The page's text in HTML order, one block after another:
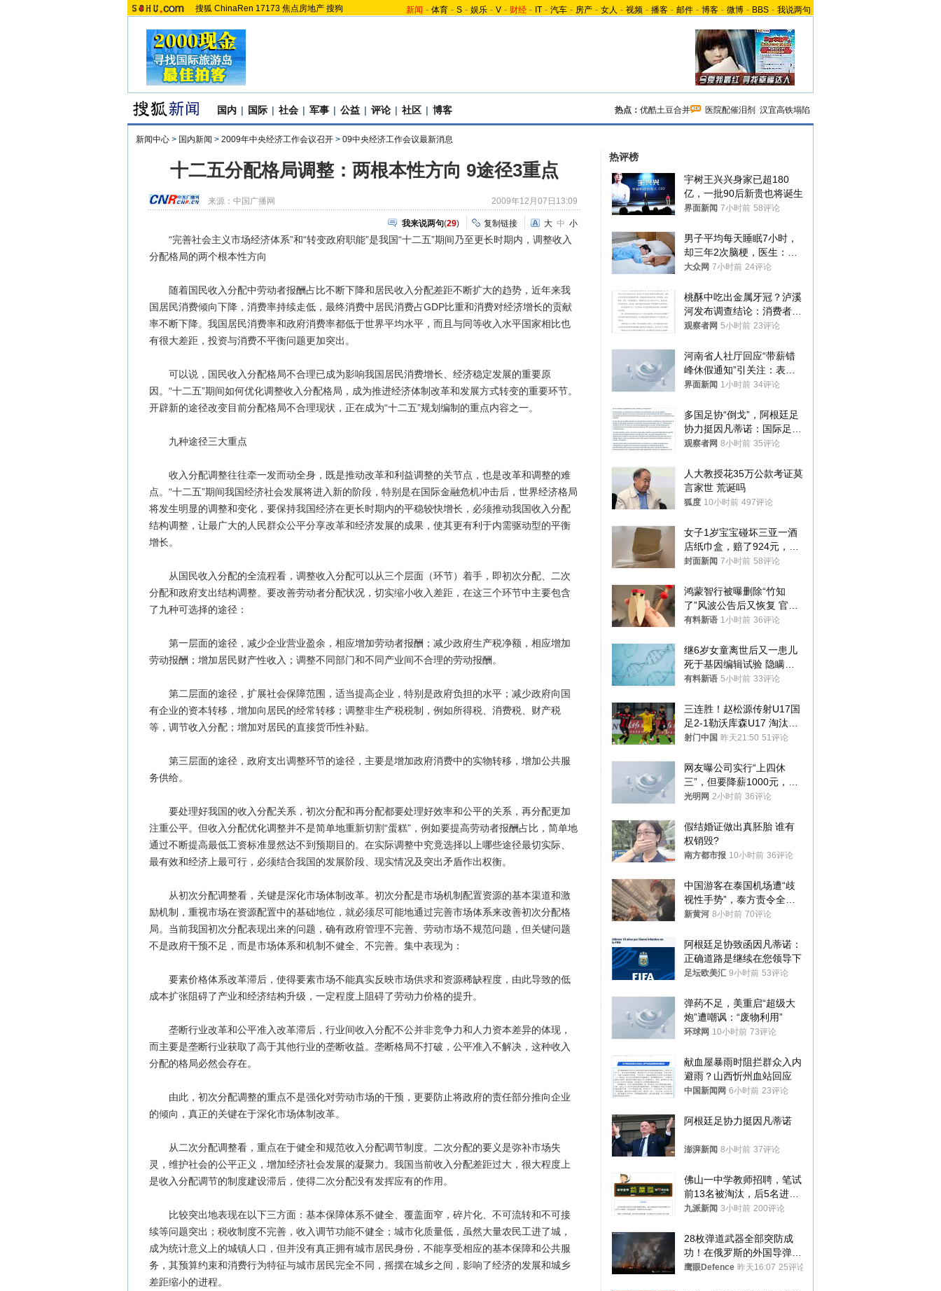
搜狐 ChinaRen 17173 焦点房地产 搜狗 新闻 - 体育 - S - 娱乐 - V - 财经 - IT - 汽车 - 房产 - 女人 - 视频 - 播客 - 邮件 - 博客 - 微博 - BBS - 我说两句
国内 | 国际 | 社会 | 军事 | 公益 | 评论 | 社区 | 博客 热点： 优酷土豆合并 医院配催泪剂 汉宜高铁塌陷
新闻中心 > 国内新闻 > 2009年中央经济工作会议召开 > 09中央经济工作会议最新消息
十二五分配格局调整：两根本性方向 9途径3重点
来源： 中国广播网 2009年12月07日13:09
我来说两句(29) 复制链接 大 中 小
“完善社会主义市场经济体系”和“转变政府职能”是我国“十二五”期间乃至更长时期内，调整收入
分配格局的两个根本性方向
随着国民收入分配中劳动者报酬占比不断下降和居民收入分配差距不断扩大的趋势，近年来我
国居民消费倾向下降，消费率持续走低，最终消费中居民消费占GDP比重和消费对经济增长的贡献
率不断下降。我国居民消费率和政府消费率都低于世界平均水平，而且与同等收入水平国家相比也
有很大差距，投资与消费不平衡问题更加突出。
可以说，国民收入分配格局不合理已成为影响我国居民消费增长、经济稳定发展的重要原
因。“十二五”期间如何优化调整收入分配格局，成为推进经济体制改革和发展方式转变的重要环节。
开辟新的途径改变目前分配格局不合理现状，正在成为“十二五”规划编制的重点内容之一。
九种途径三大重点
收入分配调整往往牵一发而动全身，既是推动改革和利益调整的关节点，也是改革和调整的难
点。“十二五”期间我国经济社会发展将进入新的阶段，特别是在国际金融危机冲击后，世界经济格局
将发生明显的调整和变化，要保持我国经济在更长时期内的平稳较快增长，必须推动我国收入分配
结构调整，让最广大的人民群众公平分享改革和经济发展的成果，使其更有利于内需驱动型的平衡
增长。
从国民收入分配的全流程看，调整收入分配可以从三个层面（环节）着手，即初次分配、二次
分配和政府支出结构调整。要改善劳动者分配状况，切实缩小收入差距，在这三个环节中主要包含
了九种可选择的途径：
第一层面的途径，减少企业营业盈余，相应增加劳动者报酬；减少政府生产税净额，相应增加
劳动报酬；增加居民财产性收入；调整不同部门和不同产业间不合理的劳动报酬。
第二层面的途径，扩展社会保障范围，适当提高企业，特别是政府负担的水平；减少政府向国
有企业的资本转移，增加向居民的经常转移；调整非生产税税制，例如所得税、消费税、财产税
等，调节收入分配；增加对居民的直接货币性补贴。
第三层面的途径，政府支出调整环节的途径，主要是增加政府消费中的实物转移，增加公共服
务供给。
要处理好我国的收入分配关系，初次分配和再分配都要处理好效率和公平的关系，再分配更加
注重公平。但收入分配优化调整并不是简单地重新切割“蛋糕”，例如要提高劳动者报酬占比，简单地
通过不断提高最低工资标准显然达不到预期目的。在实际调整中究竟选择以上哪些途径最切实际、
最有效和经济上最可行，必须结合我国的发展阶段、现实情况及突出矛盾作出权衡。
从初次分配调整看，关键是深化市场体制改革。初次分配是市场机制配置资源的基本渠道和激
励机制，重视市场在资源配置中的基础地位，就必须尽可能地通过完善市场体系来改善初次分配格
局。当前我国初次分配表现出来的问题，确有政府管理不完善、劳动市场不规范问题，但关键问题
不是政府干预不足，而是市场体系和机制不健全、不完善。集中表现为：
要素价格体系改革滞后，使得要素市场不能真实反映市场供求和资源稀缺程度，由此导致的低
成本扩张阻碍了产业和经济结构升级，一定程度上阻碍了劳动力价格的提升。
垄断行业改革和公平准入改革滞后，行业间收入分配不公并非竞争力和人力资本差异的体现，
而主要是垄断行业获取了高于其他行业的垄断收益。垄断格局不打破，公平准入不解决，这种收入
分配的格局必然会存在。
由此，初次分配调整的重点不是强化对劳动市场的干预，更要防止将政府的责任部分推向企业
的倾向，真正的关键在于深化市场体制改革。
从二次分配调整看，重点在于健全和规范收入分配调节制度。二次分配的要义是弥补市场失
灵，维护社会的公平正义，增加经济社会发展的凝聚力。我国当前收入分配差距过大，很大程度上
是收入分配调节的制度建设滞后，使得二次分配没有发挥应有的作用。
比较突出地表现在以下三方面：基本保障体系不健全、覆盖面窄，碎片化、不可流转和不可接
续等问题突出；税收制度不完善，收入调节功能不健全；城市化质量低，虽然大量农民工进了城，
成为统计意义上的城镇人口，但并没有真正拥有城市居民身份，不能享受相应的基本保障和公共服
务，其预算约束和消费行为特征与城市居民完全不同，摇摆在城乡之间，影响了经济的发展和城乡
差距缩小的进程。
热评榜
宇树王兴兴身家已超180
亿，一批90后新贵也将诞生
界面新闻 7小时前 58评论
男子平均每天睡眠7小时，
却三年2次脑梗，医生：这
样睡觉更伤身
大众网 7小时前 24评论
桃酥中吃出金属牙冠？泸溪
河发布调查结论：消费者已
澄清，所发视频情况不属实
观察者网 5小时前 23评论
河南省人社厅回应“带薪错
峰休假通知”引关注：表述
不够准确，待修改后印发
界面新闻 1小时前 34评论
多国足协“倒戈”，阿根廷足
协力挺因凡蒂诺：国际足联
今后应继续在其领导下前行
观察者网 8小时前 35评论
人大教授花35万公款考证莫
言家世 荒诞吗
狐度 10小时前 497评论
女子1岁宝宝碰坏三亚一酒
店纸巾盒，赔了924元，发
帖吐槽后酒店退还一半的
封面新闻 7小时前 58评论
鸿蒙智行被曝删除“竹知
了”风波公告后又恢复 官媒
曾力挺：劝华为要大度的，
有料新语 1小时前 36评论
继6岁女童离世后又一患儿
死于基因编辑试验 隐瞒一
年才对外披露
有料新语 5小时前 33评论
三连胜！赵松源传射U17国
足2-1勒沃库森U17 淘汰赛
将战河床
射门中国 昨天21:50 51评论
网友曝公司实行“上四休
三”，但要降薪1000元，不
接受只能辞职
光明网 2小时前 36评论
假结婚证做出真胚胎 谁有
权销毁?
南方都市报 10小时前 36评论
中国游客在泰国机场遭“歧
视性手势”，泰方责令全面
调查，对责任人采取最严厉
新黄河 8小时前 70评论
阿根廷足协致函因凡蒂诺：
正确道路是继续在您领导下
足坛欧美汇 9小时前 53评论
弹药不足，美重启“超级大
炮”遭嘲讽：“废物利用”
环球网 10小时前 73评论
献血屋暴雨时阻拦群众入内
避雨？山西忻州血站回应
中国新闻网 6小时前 23评论
阿根廷足协力挺因凡蒂诺
澎湃新闻 8小时前 37评论
佛山一中学教师招聘，笔试
前13名被淘汰，后5名进体
检，被疑萝卜岗，官方通
九派新闻 3小时前 200评论
28枚弹道武器全部突防成
功！在俄罗斯的外国导弹发
射车都是合法打击目标
鹰眼Defence 昨天16:07 25评论